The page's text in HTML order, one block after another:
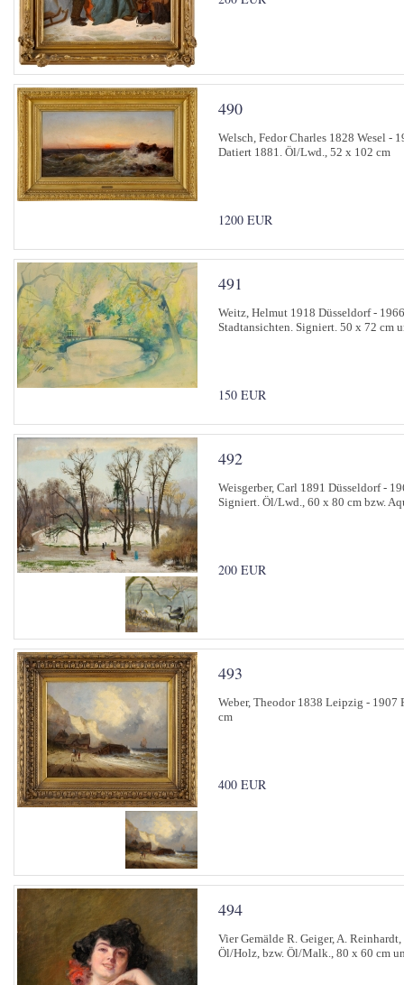
490
Welsch, Fedor Charles 1828 Wesel -
Datiert 1881. Öl/Lwd., 52 x 102 cm
1200 EUR
491
Weitz, Helmut 1918 Düsseldorf -
Stadtansichten. Signiert. 50 x 72 cm
150 EUR
492
Weisgerber, Carl 1891 Düsseldorf -
Signiert. Öl/Lwd., 60 x 80 cm bzw.
200 EUR
493
Weber, Theodor 1838 Leipzig - 1907
cm
400 EUR
494
Vier Gemälde R. Geiger, A.
Öl/Holz, bzw. Öl/Malk., 80 x 60 cm